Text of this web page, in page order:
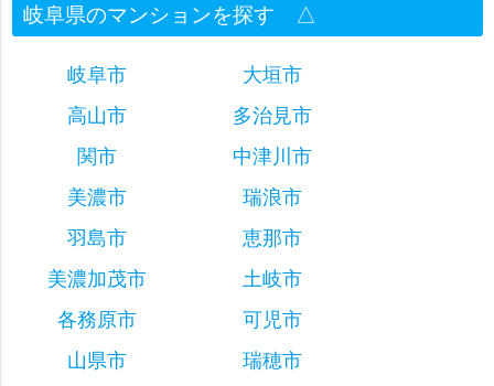
岐阜県のマンションを探す △
岐阜市
大垣市
高山市
多治見市
関市
中津川市
美濃市
瑞浪市
羽島市
恵那市
美濃加茂市
土岐市
各務原市
可児市
山県市
瑞穂市